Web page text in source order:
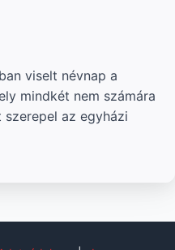
viselt névnap a
mindkét nem számára
az egyházi